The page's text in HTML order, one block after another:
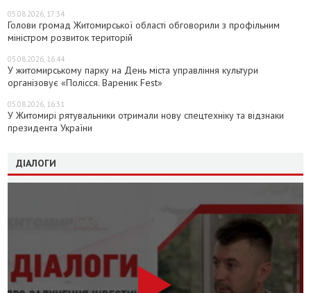
05.08.2026, 17:34
Голови громад Житомирської області обговорили з профільним
міністром розвиток територій
05.08.2026, 16:44
У житомирському парку на День міста управління культури
організовує «Полісся. Вареник Fest»
05.08.2026, 16:31
У Житомирі рятувальники отримали нову спецтехніку та відзнаки
президента України
ДІАЛОГИ